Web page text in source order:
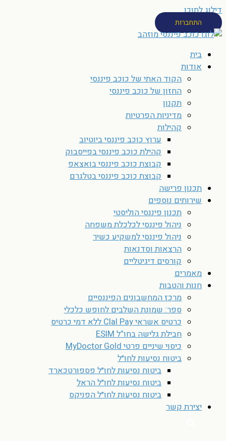
דילוג לתוכן
התחברות
בית
אודות
הקוד האתי של כוכב פיננסי
החזון של כוכב פיננסי
תקנון
מדיניות הפרטיות
קהילות
ערוץ כוכב פיננסי ביוטיוב
קהילת כוכב פיננסי בפייסבוק
קבוצת כוכב פיננסי בואצאפ
קבוצת כוכב פיננסי בטלגרם
תכנון פרישה
שירותים נוספים
תכנון פיננסי הוליסטי
ניהול פיננסי לכלכלת משפחה
ניהול פיננסי למשקיע כשיר
הרצאות וסדנאות
קורסים דיגיטליים
מאמרים
חנות והטבות
מרכז המחשבונים הפיננסיים
ספר: שמונת השלבים לחופש כלכלי
כרטיס אשראי Clal Pay ללא דמי כרטיס
חבילת גלישה בחו”ל ESIM
כיסוי שיניים פרטי MyDoctor Gold
ביטוח נסיעות לחו״ל
ביטוח נסיעות לחו״ל פספורטכארד
ביטוח נסיעות לחו״ל הראל
ביטוח נסיעות לחו״ל הפניקס
יצירת קשר